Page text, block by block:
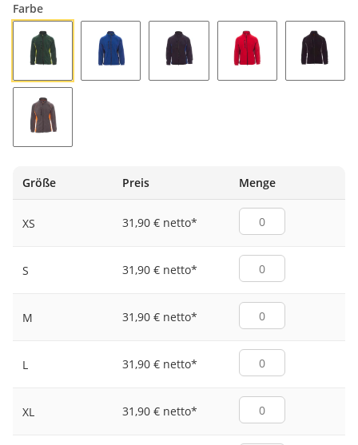
Farbe
GRÜN/SAUERGRÜN
Größe
Preis Menge
XS 31,90 € netto*
S 31,90 € netto*
M 31,90 € netto*
L 31,90 € netto*
XL 31,90 € netto*